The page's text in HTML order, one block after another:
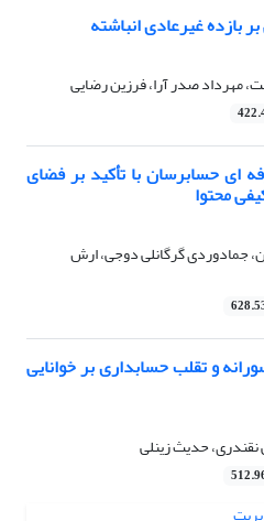
بازده غیرعادی انباشته
مهرداد صدر آرا، فرزین رضایی
ای حسابرسان با تأکید بر فضای
محتوا
جمادوردی گرگانلی دوجی، ارش
و تقلب حسابداری بر خوانایی
نقندری، حدیث زینلی